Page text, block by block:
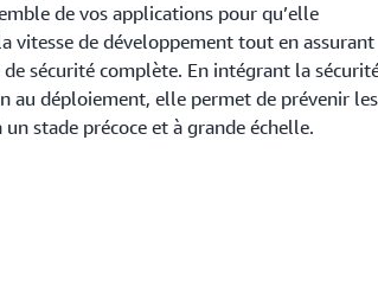
de vos applications pour qu’elle
vitesse de développement tout en assurant
sécurité complète. En intégrant la
au déploiement, elle permet de prévenir les
stade précoce et à grande échelle.